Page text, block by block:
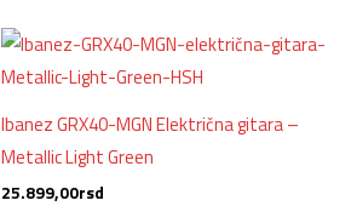
Ibanez GRX40-MGN Električna gitara –
Metallic Light Green
25.899,00rsd